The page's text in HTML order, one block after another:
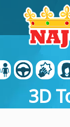
3D